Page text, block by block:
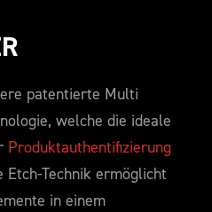
patentierte Multi
welche die ideale
Produktauthentifizierung
Technik ermöglicht
in einem